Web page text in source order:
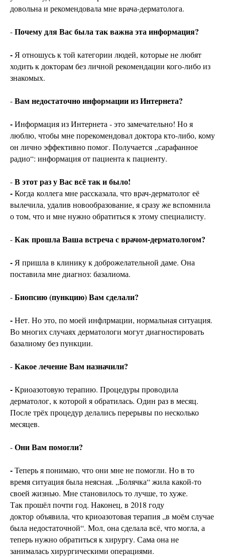
довольна и рекомендовала мне врача-дерматолога.
-Почему для Вас была так важна эта информация?
- Я отношусь к той категории людей, которые не любят
ходить к докторам без личной рекомендации кого-либо из
знакомых.
-Вам недостаточно информации из Интернета?
-Информация из Интернета - это замечательно! Но я
люблю, чтобы мне порекомендовал доктора кто-либо, кому
он лично эффективно помог. Получается „сарафанное
радио“: информация от пациента к пациенту.
-В этот раз у Вас всё так и было!
-Когда коллега мне рассказала, что врач-дерматолог её
вылечила, удалив новообразование, я сразу же вспомнила
о том, что и мне нужно обратиться к этому специалисту.
-Как прошла Ваша встреча с врачом-дерматологом?
- Я пришла в клинику к доброжелательной даме. Она
поставила мне диагноз: базалиома.
-Биопсию (пункцию) Вам сделали?
-Нет. Но это, по моей инфлрмации, нормальная ситуация.
Во многих случаях дерматологи могут диагностировать
базалиому без пункции.
-Какое лечение Вам назначили?
-Криоазотовую терапию. Процедуры проводила
дерматолог, к которой я обратилась. Один раз в месяц.
После трёх процедур делались перерывы по несколько
месяцев.
-Они Вам помогли?
-Теперь я понимаю, что они мне не помогли. Но в то
время ситуация была неясная. „Болячка“ жила какой-то
своей жизнью. Мне становилось то лучше, то хуже.
Так прошёл почти год. Наконец, в 2018 году
доктор объявила, что криоазотовая терапия „в моём случае
была недостаточной“. Мол, она сделала всё, что могла, а
теперь нужно обратиться к хирургу. Сама она не
занималась хирургическими операциями.